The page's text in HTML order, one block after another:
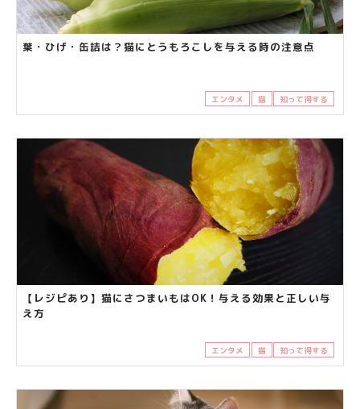
葉・ひげ・缶詰は？猫にとうもろこしを与える時の注意点
エンタメ 猫 知って得する
【レジピあり】猫にさつまいもはOK！与える効果と正しい与
え方
エンタメ 猫 知って得する